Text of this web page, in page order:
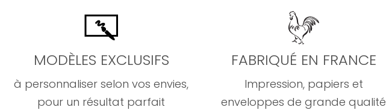
MODÈLES EXCLUSIFS
à personnaliser selon vos envies,
pour un résultat parfait
FABRIQUÉ EN FRANCE
Impression, papiers et
enveloppes de grande qualité